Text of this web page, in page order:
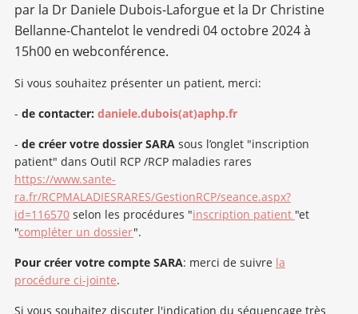
par la Dr Daniele Dubois-Laforgue et la Dr Christine
Bellanne-Chantelot le vendredi 04 octobre 2024 à
15h00 en webconférence.
Si vous souhaitez présenter un patient, merci:
- de contacter: daniele.dubois(at)aphp.fr
- de créer votre dossier SARAsous l’onglet "inscription
patient" dans Outil RCP /RCP maladies rares
https://www.sante-
ra.fr/RCPMALADIESRARES/GestionRCP/seance.aspx?
id=116570selon les procédures "inscription patient "et
"compléter un dossier".
Pour créer votre compte SARA: merci de suivre la
procédure ci-jointe.
Si vous souhaitez discuter l'indication du séquençage très